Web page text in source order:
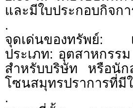
และมีใบประกอบกิจกา
.
จุดเด่นของทรัพย์:
ประเภท: อุตสาหกรร
สำหรับบริษัท หรือนัก
โซนสมุทรปราการที่มี
.